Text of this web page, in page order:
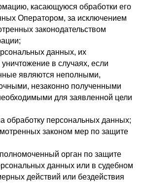
касающуюся обработки его
Оператором, за исключением
законодательством
данных, их
в случаях, если
являются неполными,
незаконно полученными
для заявленной цели
обработку персональных данных;
законом мер по защите
орган по защите
данных или в судебном
действий или бездействия